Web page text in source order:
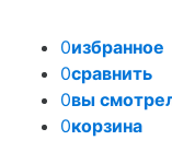
0избранное
0сравнить
0вы
0корзина